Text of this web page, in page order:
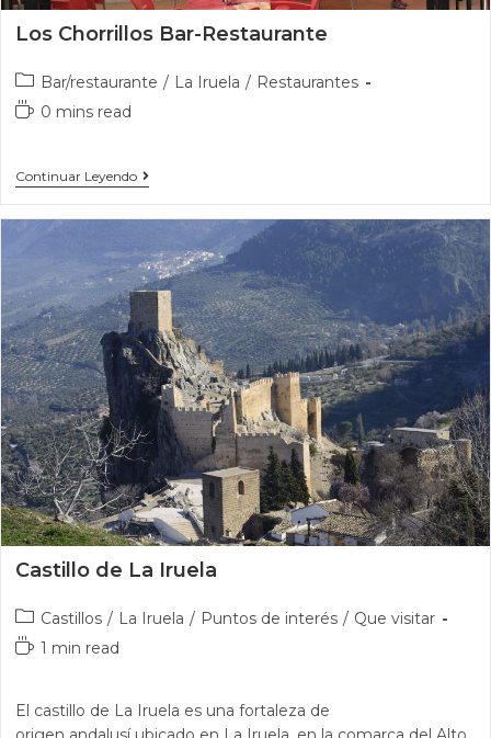
Los Chorrillos Bar-Restaurante
Bar/restaurante / La Iruela / Restaurantes
0 mins read
Continuar Leyendo
Castillo de La Iruela
Castillos / La Iruela / Puntos de interés / Que visitar
1 min read
El castillo de La Iruela es una fortaleza de